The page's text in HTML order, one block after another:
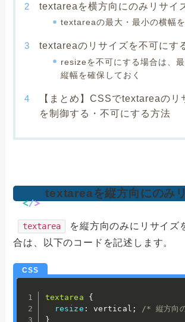
textareaを横方向にのみリサイ
textareaの最大・最小の横幅
textareaのリサイズを不可にす
resizeを不可にする場合は、最
縦幅を確保しておく
【まとめ】CSSでtextareaのリ
を制御する・不可にする方法
textareaを縦方向にのみ
textarea
を縦方向のみにリサイズ
合は、以下のコードを記述します。
textarea
{
resize : vertical ;
/* 縦方向
}